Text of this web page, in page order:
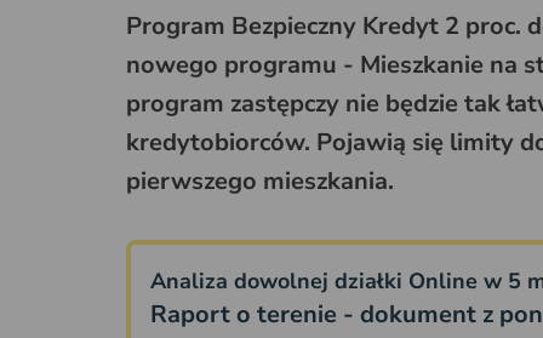
Program Bezpieczny Kredyt 2 proc.
nowego programu - Mieszkanie na
program zastępczy nie będzie tak
kredytobiorców. Pojawią się limity
pierwszego mieszkania.
Analiza dowolnej działki Online w 5
Raport o terenie - dokument z